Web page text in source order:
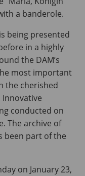
a banderole.
being presented
in a highly
the DAM’s
most important
the cherished
Innovative
conducted on
The archive of
been part of the
on January 23,